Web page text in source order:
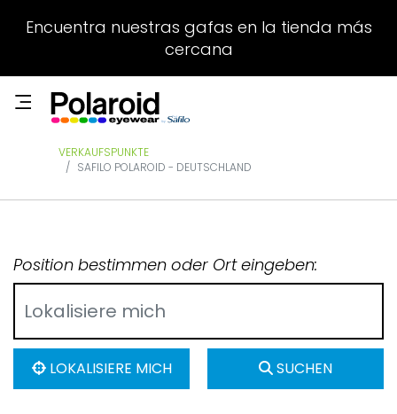
Encuentra nuestras gafas en la tienda más
cercana
VERKAUFSPUNKTE
SAFILO POLAROID - DEUTSCHLAND
Position bestimmen oder Ort eingeben:
LOKALISIERE MICH SUCHEN